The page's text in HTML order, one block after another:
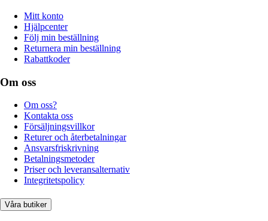
Mitt konto
Hjälpcenter
Följ min beställning
Returnera min beställning
Rabattkoder
Om oss
Om oss?
Kontakta oss
Försäljningsvillkor
Returer och återbetalningar
Ansvarsfriskrivning
Betalningsmetoder
Priser och leveransalternativ
Integritetspolicy
Våra butiker